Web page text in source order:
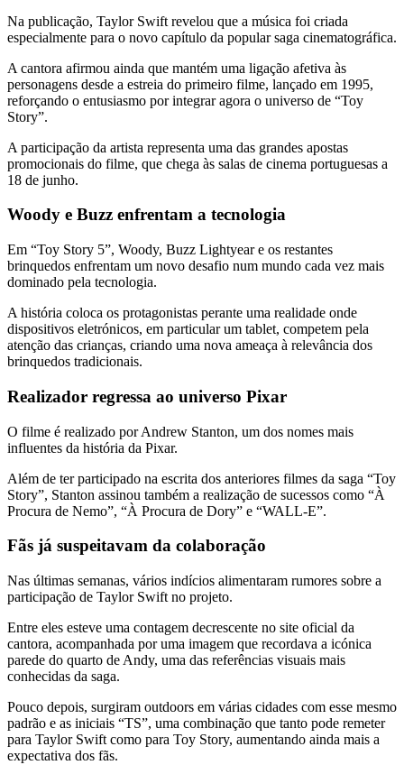
Na publicação, Taylor Swift revelou que a música foi criada
especialmente para o novo capítulo da popular saga cinematográfica.
A cantora afirmou ainda que mantém uma ligação afetiva às
personagens desde a estreia do primeiro filme, lançado em 1995,
reforçando o entusiasmo por integrar agora o universo de “Toy
Story”.
A participação da artista representa uma das grandes apostas
promocionais do filme, que chega às salas de cinema portuguesas a
18 de junho.
Woody e Buzz enfrentam a tecnologia
Em “Toy Story 5”, Woody, Buzz Lightyear e os restantes
brinquedos enfrentam um novo desafio num mundo cada vez mais
dominado pela tecnologia.
A história coloca os protagonistas perante uma realidade onde
dispositivos eletrónicos, em particular um tablet, competem pela
atenção das crianças, criando uma nova ameaça à relevância dos
brinquedos tradicionais.
Realizador regressa ao universo Pixar
O filme é realizado por Andrew Stanton, um dos nomes mais
influentes da história da Pixar.
Além de ter participado na escrita dos anteriores filmes da saga “Toy
Story”, Stanton assinou também a realização de sucessos como “À
Procura de Nemo”, “À Procura de Dory” e “WALL-E”.
Fãs já suspeitavam da colaboração
Nas últimas semanas, vários indícios alimentaram rumores sobre a
participação de Taylor Swift no projeto.
Entre eles esteve uma contagem decrescente no site oficial da
cantora, acompanhada por uma imagem que recordava a icónica
parede do quarto de Andy, uma das referências visuais mais
conhecidas da saga.
Pouco depois, surgiram outdoors em várias cidades com esse mesmo
padrão e as iniciais “TS”, uma combinação que tanto pode remeter
para Taylor Swift como para Toy Story, aumentando ainda mais a
expectativa dos fãs.